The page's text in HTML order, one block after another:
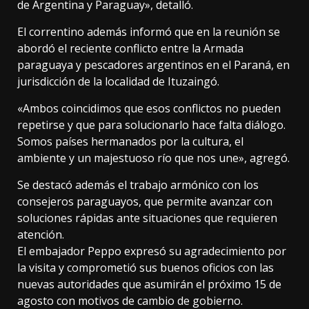
de Argentina y Paraguay», detalló.
El correntino además informó que en la reunión se
abordó el reciente conflicto entre la Armada
paraguaya y pescadores argentinos en el Paraná, en
jurisdicción de la localidad de Ituzaingó.
«Ambos coincidimos que esos conflictos no pueden
repetirse y que para solucionarlo hace falta diálogo.
Somos países hermanados por la cultura, el
ambiente y un majestuoso río que nos une», agregó.
Se destacó además el trabajo armónico con los
consejeros paraguayos, que permite avanzar con
soluciones rápidas ante situaciones que requieren
atención.
El embajador Peppo expresó su agradecimiento por
la visita y comprometió sus buenos oficios con las
nuevas autoridades que asumirán el próximo 15 de
agosto con motivos de cambio de gobierno.